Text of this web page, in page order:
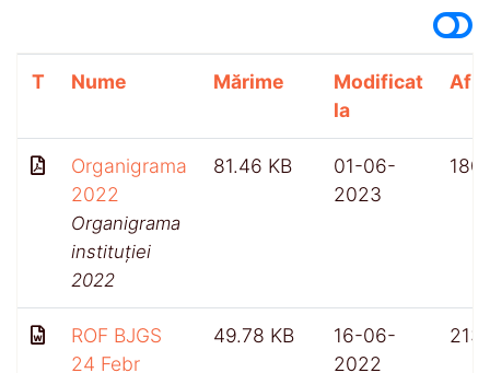
T Nume Mărime
Modificat
la
Organigrama
2022
Organigrama
instituției
2022
81.46 KB
01-06-
2023
ROF BJGS
24 Febr
49.78 KB
16-06-
2022